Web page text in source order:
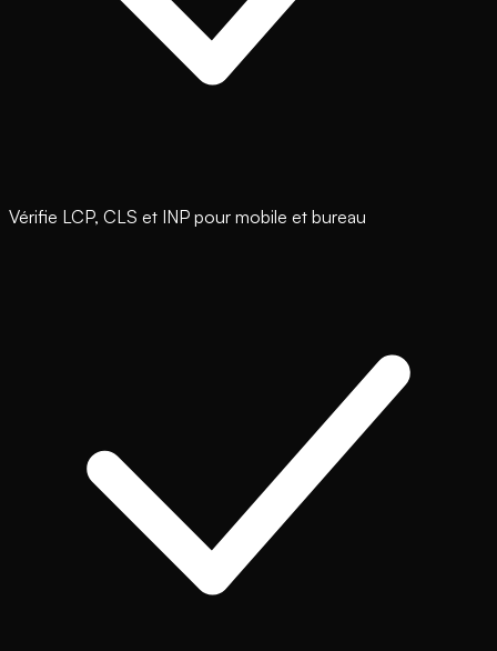
Vérifie LCP, CLS et INP pour mobile et bureau